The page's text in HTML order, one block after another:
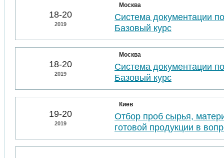
18-20
2019
Москва
Система документации
Базовый курс
18-20
2019
Москва
Система документации
Базовый курс
19-20
2019
Киев
Отбор проб сырья,
готовой продукции в